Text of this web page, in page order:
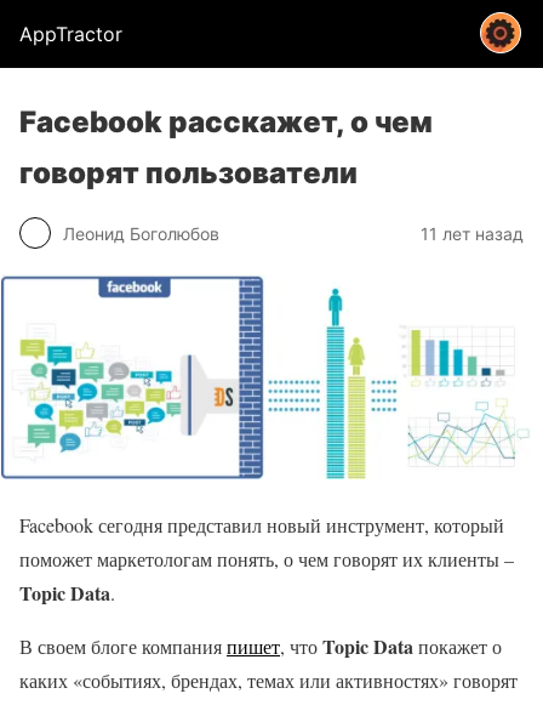
AppTractor
Facebook расскажет, о чем
говорят пользователи
Леонид Боголюбов 11 лет назад
Facebook сегодня представил новый инструмент, который
поможет маркетологам понять, о чем говорят их клиенты –
Topic Data.
В своем блоге компанияпишет, чтоTopic Dataпокажет о
каких «событиях, брендах, темах или активностях» говорят